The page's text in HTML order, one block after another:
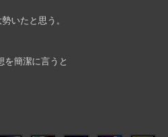
いたと思う。
を簡潔に言うと